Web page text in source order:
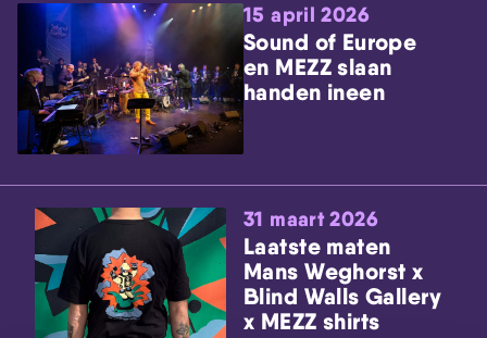
15 april 2026
Sound of Europe
en MEZZ slaan
handen ineen
31 maart 2026
Laatste maten
Mans Weghorst x
Blind Walls Gallery
x MEZZ shirts